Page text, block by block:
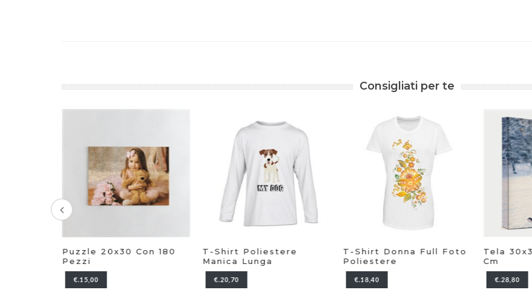
Consigliati per te
Puzzle 20x30 Con 180
Pezzi
€.15,00
T-Shirt Poliestere
Manica Lunga
€.20,70
T-Shirt Donna Full Foto
Poliestere
€.18,40
Tela
Cm
€.28,80